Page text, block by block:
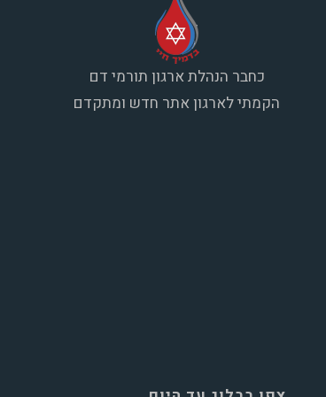
כחבר הנהלת ארגון תורמי דם
הקמתי לארגון אתר חדש ומתקדם